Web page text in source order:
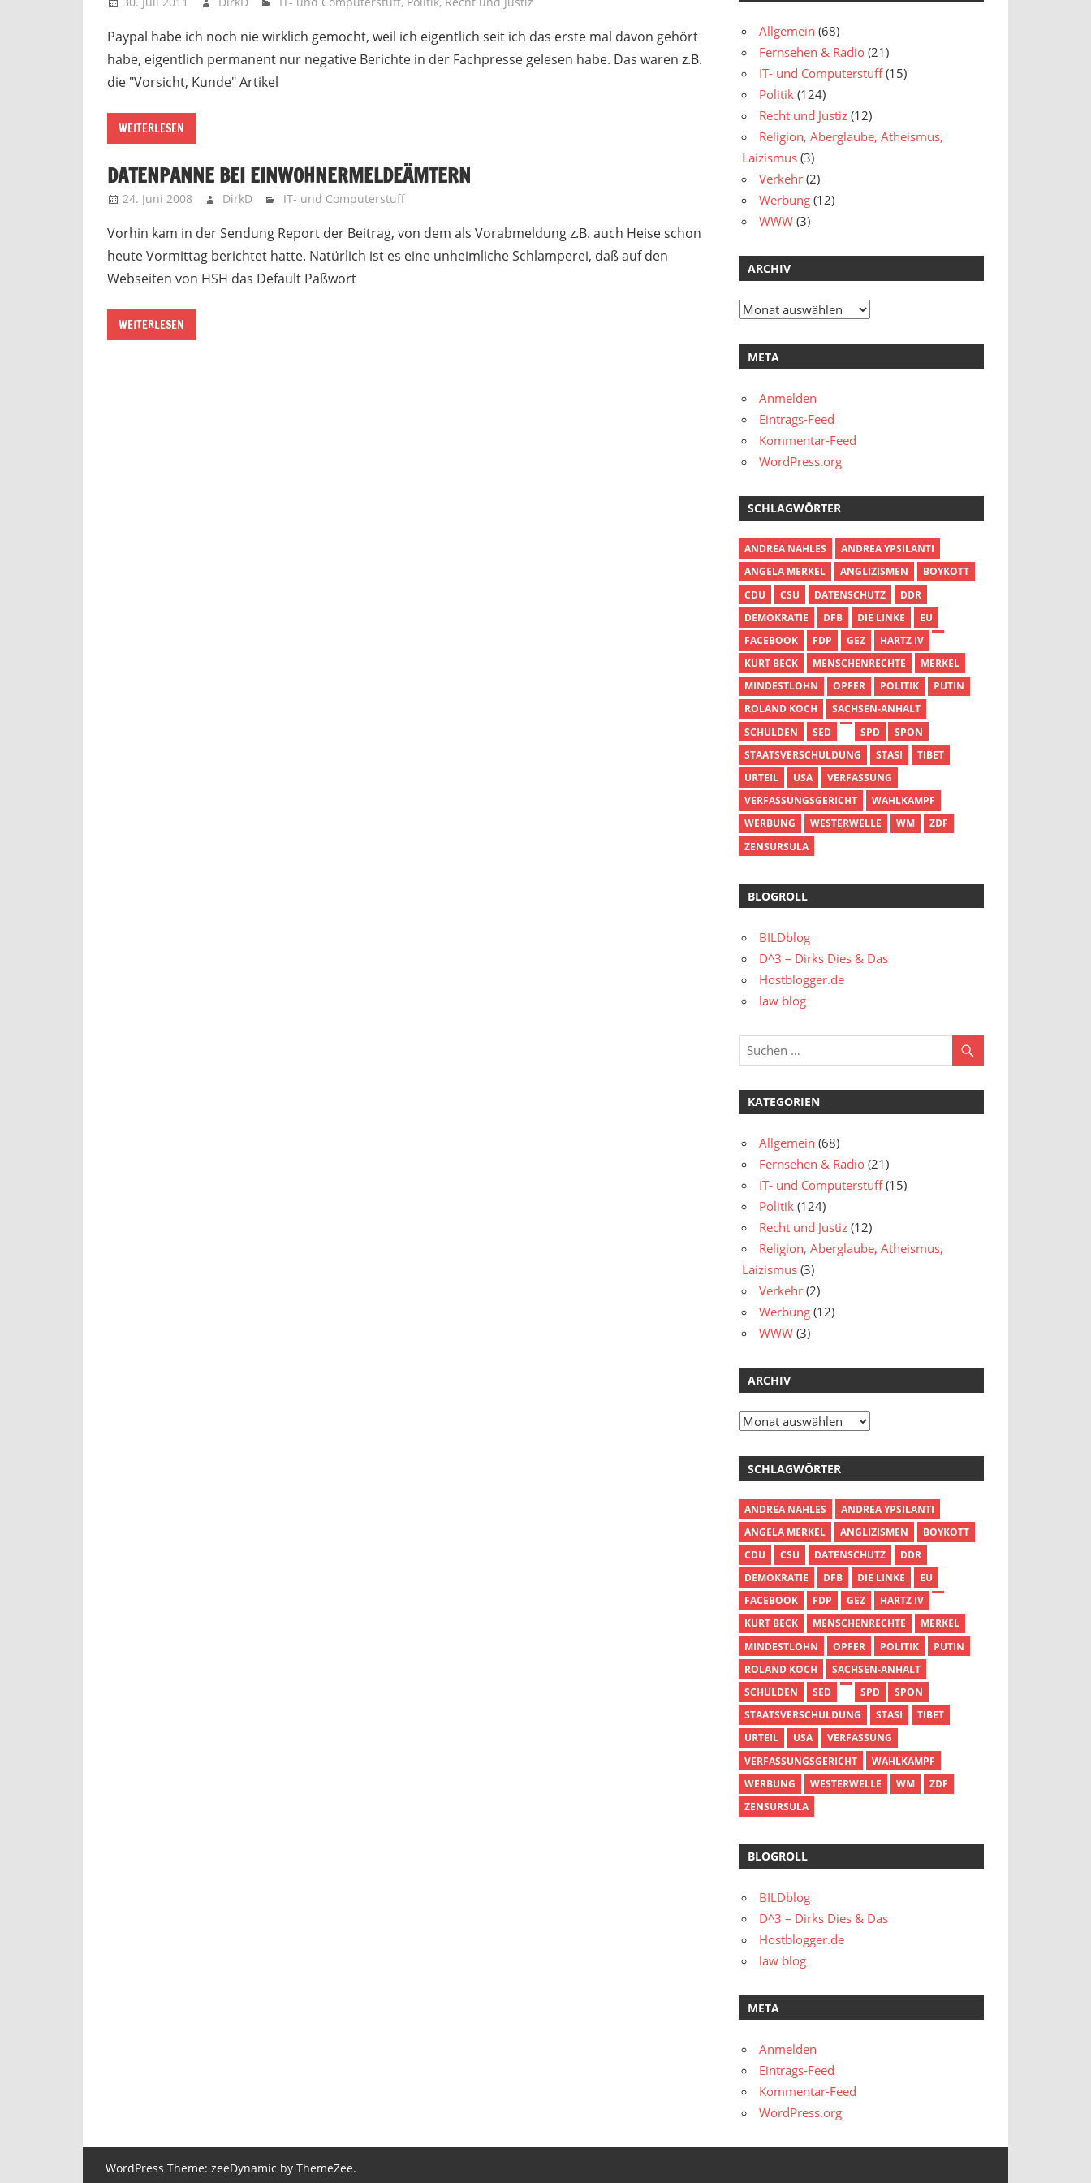
Paypal habe ich noch nie wirklich gemocht, weil ich eigentlich seit ich das erste mal davon gehört
habe, eigentlich permanent nur negative Berichte in der Fachpresse gelesen habe. Das waren z.B.
die "Vorsicht, Kunde" Artikel
WEITERLESEN
DATENPANNE BEI EINWOHNERMELDEÄMTERN
24. Juni 2008 DirkD IT- und Computerstuff
Vorhin kam in der Sendung Report der Beitrag, von dem als Vorabmeldung z.B. auch Heise schon
heute Vormittag berichtet hatte. Natürlich ist es eine unheimliche Schlamperei, daß auf den
Webseiten von HSH das Default Paßwort
WEITERLESEN
Allgemein (68)
Fernsehen & Radio (21)
IT- und Computerstuff(15)
Politik (124)
Recht und Justiz (12)
Religion, Aberglaube, Atheismus,
Laizismus (3)
Verkehr (2)
Werbung (12)
WWW (3)
ARCHIV
Archiv
META
Anmelden
Eintrags-Feed
Kommentar-Feed
WordPress.org
SCHLAGWÖRTER
ANDREA NAHLES
ANDREA YPSILANTI
ANGELA MERKEL
ANGLIZISMEN
BOYKOTT
CDU
CSU DATENSCHUTZ
DDR
DEMOKRATIE
DFB DIE LINKE
EU
FACEBOOK
FDP GEZ
HARTZ IV
KURT BECK
MENSCHENRECHTE
MERKEL
MINDESTLOHN
OPFER POLITIK
PUTIN
ROLAND KOCH
SACHSEN-ANHALT
SCHULDEN
SED SPD
SPON
STAATSVERSCHULDUNG
STASI
TIBET
URTEIL
USA
VERFASSUNG
VERFASSUNGSGERICHT
WAHLKAMPF
WERBUNG
WESTERWELLE WM
ZDF
ZENSURSULA
BLOGROLL
BILDblog
D^3 – Dirks Dies & Das
Hostblogger.de
law blog
KATEGORIEN
Allgemein (68)
Fernsehen & Radio (21)
IT- und Computerstuff(15)
Politik (124)
Recht und Justiz (12)
Religion, Aberglaube, Atheismus,
Laizismus (3)
Verkehr (2)
Werbung (12)
WWW (3)
ARCHIV
Archiv
SCHLAGWÖRTER
ANDREA NAHLES
ANDREA YPSILANTI
ANGELA MERKEL
ANGLIZISMEN
BOYKOTT
CDU
CSU DATENSCHUTZ
DDR
DEMOKRATIE
DFB DIE LINKE
EU
FACEBOOK
FDP GEZ
HARTZ IV
KURT BECK
MENSCHENRECHTE
MERKEL
MINDESTLOHN
OPFER POLITIK
PUTIN
ROLAND KOCH
SACHSEN-ANHALT
SCHULDEN
SED SPD
SPON
STAATSVERSCHULDUNG
STASI
TIBET
URTEIL
USA
VERFASSUNG
VERFASSUNGSGERICHT
WAHLKAMPF
WERBUNG
WESTERWELLE WM
ZDF
ZENSURSULA
BLOGROLL
BILDblog
D^3 – Dirks Dies & Das
Hostblogger.de
law blog
META
Anmelden
Eintrags-Feed
Kommentar-Feed
WordPress.org
WordPress Theme: zeeDynamic by ThemeZee.